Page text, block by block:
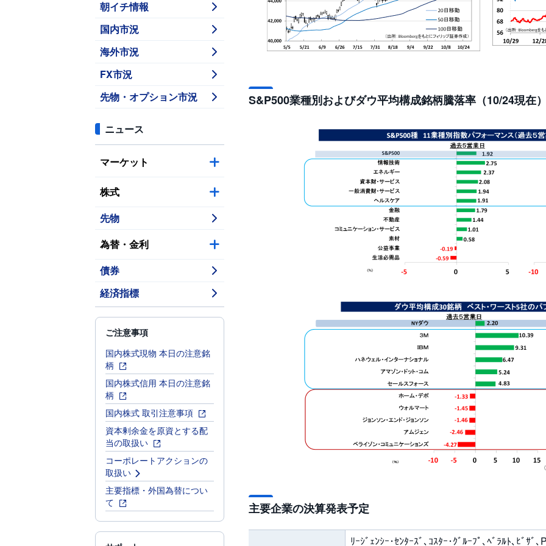
朝イチ情報
国内市況
海外市況
FX市況
先物・オプション市況
ニュース
マーケット
株式
先物
為替・金利
債券
経済指標
ご注意事項
国内株式現物 本日の注意銘
柄
国内株式信用 本日の注意銘
柄
国内株式 取引注意事項
資本剰余金を原資とする配
当の取扱い
コーポレートアクションの
取扱い
主要指標・外国為替につい
て
S&P500業種別およびダウ平均構成銘柄騰落率（10/24現在
主要企業の決算発表予定
ﾘｰｼﾞｪﾝｼｰ･ｾﾝﾀｰｽﾞ､ｺｽﾀｰ･ｸﾞﾙｰﾌﾟ､ﾍﾞﾗﾙﾄ､ﾋﾞｻﾞ